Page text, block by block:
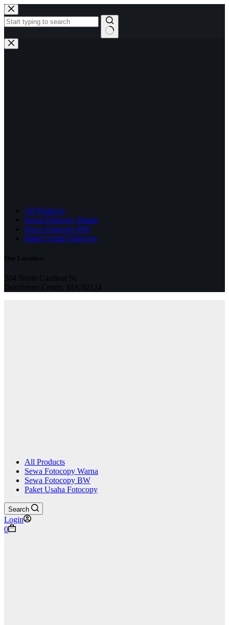
Skip
to
content
No
results
All Products
Sewa Fotocopy Warna
Sewa Fotocopy BW
Paket Usaha Fotocopy
Our Location
304 North Cardinal St.
Dorchester Center, MA 02124
All Products
Sewa Fotocopy Warna
Sewa Fotocopy BW
Paket Usaha Fotocopy
Search
Login
Shopping
0